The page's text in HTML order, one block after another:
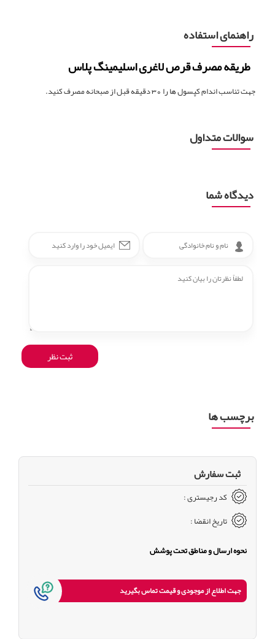
راهنمای استفاده
طریقه مصرف قرص لاغری اسلیمینگ پلاس
جهت تناسب اندام کپسول ها را 30 دقیقه قبل از صبحانه مصرف کنید.
سوالات متداول
دیدگاه شما
برچسب ها
ثبت سفارش
کد رجیستری :
تاریخ انقضا :
نحوه ارسال و مناطق تحت پوشش
جهت اطلاع از موجودی و قیمت تماس بگیرید